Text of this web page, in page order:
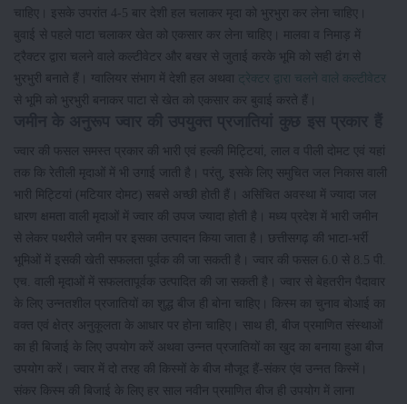
चाहिए। इसके उपरांत 4-5 बार देशी हल चलाकर मृदा को भुरभुरा कर लेना चाहिए।
बुवाई से पहले पाटा चलाकर खेत को एकसार कर लेना चाहिए। मालवा व निमाड़ में
ट्रैक्टर द्वारा चलने वाले कल्टीवेटर और बखर से जुताई करके भूमि को सही ढंग से
भुरभुरी बनाते हैं। ग्वालियर संभाग में देशी हल अथवा ट्रेक्टर द्वारा चलने वाले कल्टीवेटर
से भूमि को भुरभुरी बनाकर पाटा से खेत को एकसार कर बुवाई करते हैं।
ज्वार की फसल समस्त प्रकार की भारी एवं हल्की मिट्टियां, लाल व पीली दोमट एवं यहां
तक कि रेतीली मृदाओं में भी उगाई जाती है। परंतु, इसके लिए समुचित जल निकास वाली
भारी मिट्टियां (मटियार दोमट) सबसे अच्छी होती हैं। असिंचित अवस्था में ज्यादा जल
धारण क्षमता वाली मृदाओं में ज्वार की उपज ज्यादा होती है। मध्य प्रदेश में भारी जमीन
से लेकर पथरीले जमीन पर इसका उत्पादन किया जाता है। छत्तीसगढ़ की भाटा-भर्री
भूमिओं में इसकी खेती सफलता पूर्वक की जा सकती है। ज्वार की फसल 6.0 से 8.5 पी.
एच. वाली मृदाओं में सफलतापूर्वक उत्पादित की जा सकती है। ज्वार से बेहतरीन पैदावार
के लिए उन्नतशील प्रजातियों का शुद्ध बीज ही बोना चाहिए। किस्म का चुनाव बोआई का
वक्त एवं क्षेत्र अनुकूलता के आधार पर होना चाहिए। साथ ही, बीज प्रमाणित संस्थाओं
का ही बिजाई के लिए उपयोग करें अथवा उन्नत प्रजातियों का खुद का बनाया हुआ बीज
उपयोग करें। ज्वार में दो तरह की किस्मों के बीज मौजूद हैं-संकर एंव उन्नत किस्में।
संकर किस्म की बिजाई के लिए हर साल नवीन प्रमाणित बीज ही उपयोग में लाना